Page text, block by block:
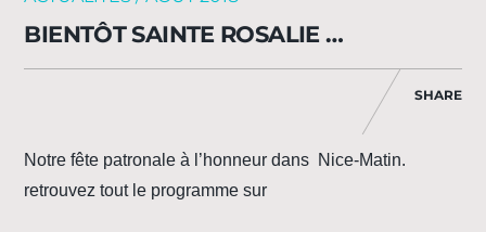
BIENTÔT SAINTE ROSALIE …
SHARE
Notre fête patronale à l’honneur dans Nice-Matin.
retrouvez tout le programme sur